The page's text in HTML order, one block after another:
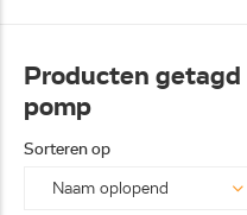
Producten getagd
pomp
Sorteren op